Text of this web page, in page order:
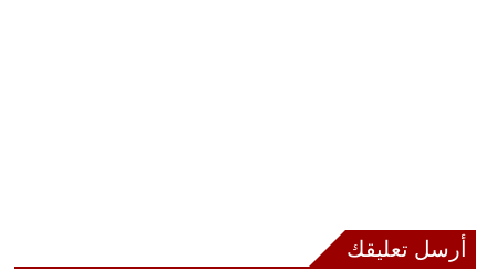
أرسل تعليقك